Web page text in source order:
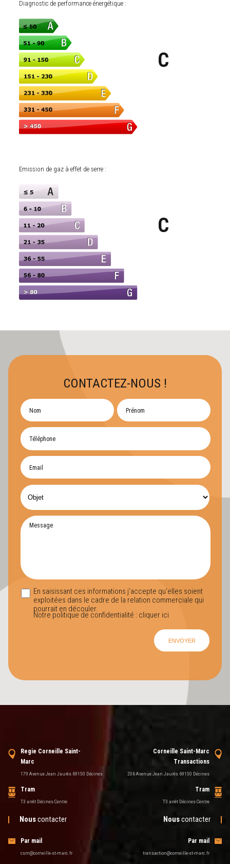
Diagnostic de performance énergétique :
C
Emission de gaz à effet de serre :
C
CONTACTEZ-NOUS !
En saisissant ces informations j'accepte qu'elles soient
exploitées dans le cadre de la relation commerciale qui
pourrait en découler.
Notre politique de confidentialité : cliquer ici
Regie Corneille Saint-
Marc
179 Avenue Jean Jaurès 69150 Décines
Tram
T3 arrêt Décines Centre
Nouscontacter
Par mail
csm@corneille-st-marc.fr
Corneille Saint-Marc
Transactions
206 Avenue Jean Jaurès 69150 Décines
Tram
T3 arrêt Décines Centre
Nouscontacter
Par mail
transaction@corneille-st-marc.fr